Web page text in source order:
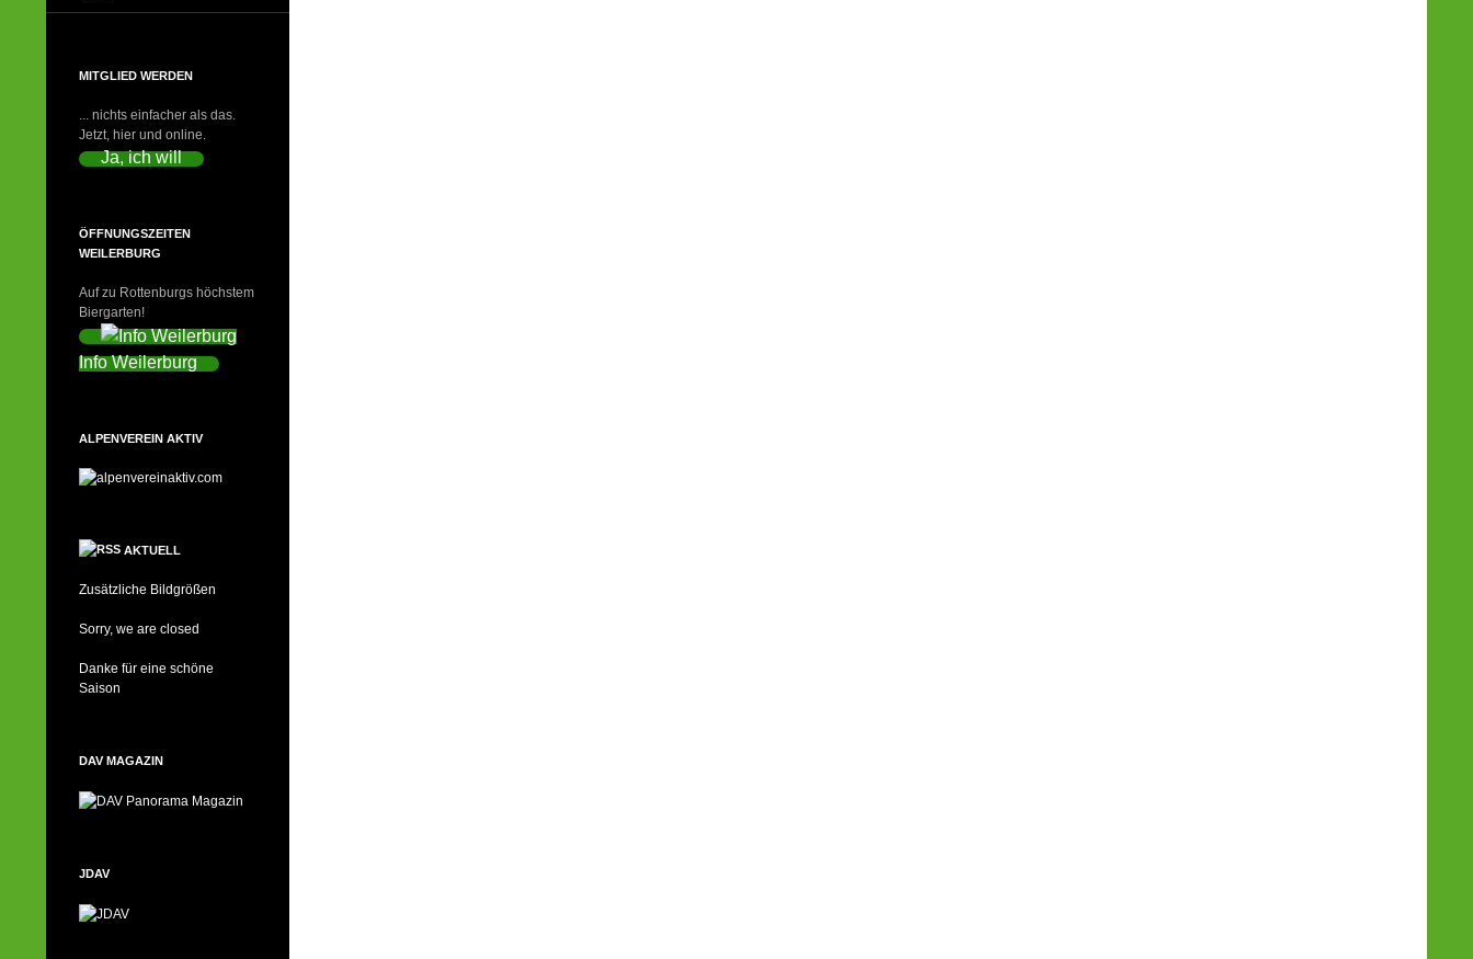
MITGLIED WERDEN
... nichts einfacher als das.
Jetzt, hier und online.
Ja, ich will
ÖFFNUNGSZEITEN
WEILERBURG
Auf zu Rottenburgs höchstem
Biergarten!
Info Weilerburg
ALPENVEREIN AKTIV
AKTUELL
Zusätzliche Bildgrößen
Sorry, we are closed
Danke für eine schöne
Saison
DAV MAGAZIN
JDAV